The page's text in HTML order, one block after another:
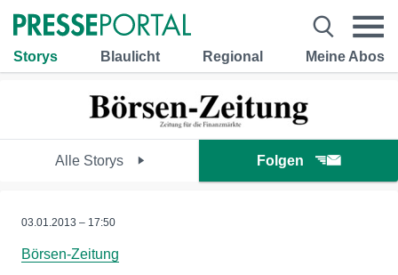
Storys Blaulicht Regional Meine Abos
Alle Storys Folgen
03.01.2013 – 17:50
Börsen-Zeitung